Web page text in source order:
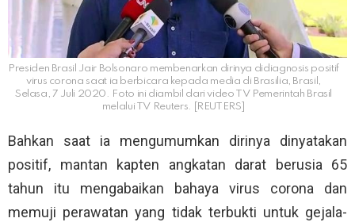
Presiden Brasil Jair Bolsonaro membenarkan dirinya didiagnosis positif
virus corona saat ia berbicara kepada media di Brasilia, Brasil,
Selasa, 7 Juli 2020. Foto ini diambil dari video TV Pemerintah Brasil
melalui TV Reuters. [REUTERS]
Bahkan saat ia mengumumkan dirinya dinyatakan
positif, mantan kapten angkatan darat berusia 65
tahun itu mengabaikan bahaya virus corona dan
memuji perawatan yang tidak terbukti untuk gejala-